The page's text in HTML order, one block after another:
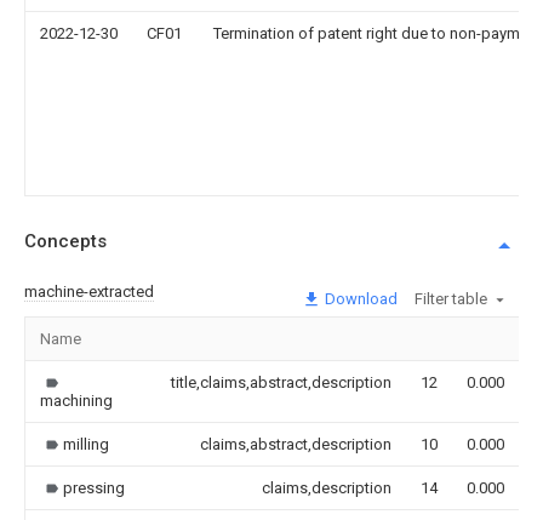
2022-12-30 CF01 Termination of patent right due to non-
Concepts
machine-extracted Download Filter table
Name
machining
title,claims,abstract,description 12 0.000
milling claims,abstract,description 10 0.000
pressing claims,description 14 0.000